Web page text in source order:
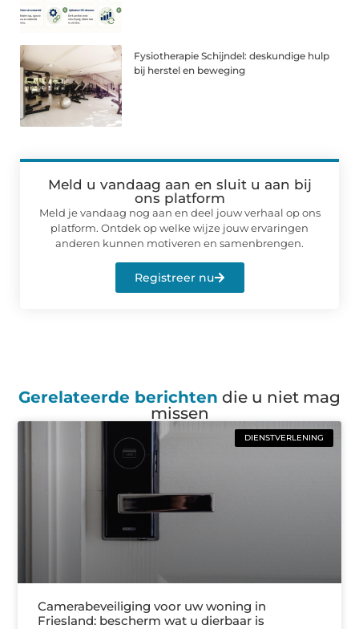
Fysiotherapie Schijndel: deskundige hulp
bij herstel en beweging
Meld u vandaag aan en sluit u aan bij
ons platform
Meld je vandaag nog aan en deel jouw verhaal op ons
platform. Ontdek op welke wijze jouw ervaringen
anderen kunnen motiveren en samenbrengen.
Registreer nu
Gerelateerde berichten die u niet mag
missen
DIENSTVERLENING
Camerabeveiliging voor uw woning in
Friesland: bescherm wat u dierbaar is